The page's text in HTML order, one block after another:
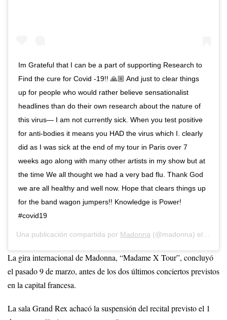
Im Grateful that I can be a part of supporting Research to
Find the cure for Covid -19!! 🙏🏼 And just to clear things
up for people who would rather believe sensationalist
headlines than do their own research about the nature of
this virus— I am not currently sick. When you test positive
for anti-bodies it means you HAD the virus which I. clearly
did as I was sick at the end of my tour in Paris over 7
weeks ago along with many other artists in my show but at
the time We all thought we had a very bad flu. Thank God
we are all healthy and well now. Hope that clears things up
for the band wagon jumpers!! Knowledge is Power!
#covid19
Una publicación compartida por Madonna (@madonna) el 6 de
La gira internacional de Madonna, “Madame X Tour”, concluyó
el pasado 9 de marzo, antes de los dos últimos conciertos previstos
en la capital francesa.
La sala Grand Rex achacó la suspensión del recital previsto el 1